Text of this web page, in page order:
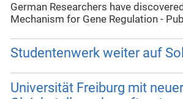
German Researchers have
Mechanism for Gene Regulation -
Studentenwerk weiter auf
Universität Freiburg mit neuer